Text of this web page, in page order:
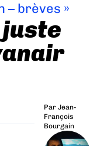
– brèves »
juste
Par Jean-
François
Bourgain